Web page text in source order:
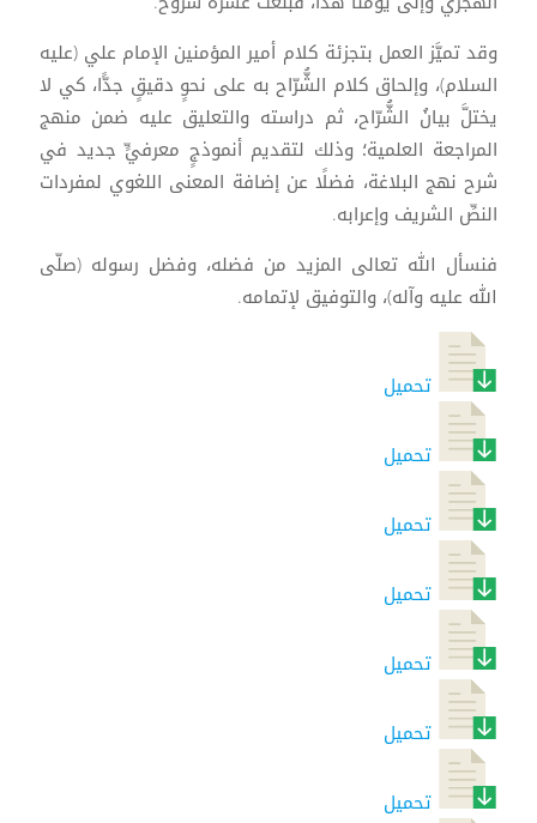
وقد تميَّز العمل بتجزئة كلام أمير المؤمنين الإمام علي (عليه
السلام)، وإلحاق كلام الشُّرّاح به على نحوٍ دقيقٍ جدًّا، كي لا
يختلَّ بيانُ الشُّرّاح، ثم دراسته والتعليق عليه ضمن منهج
المراجعة العلمية؛ وذلك لتقديم أنموذجٍ معرفيٍّ جديد في
شرح نهج البلاغة، فضلًا عن إضافة المعنى اللغوي لمفردات
النصِّ الشريف وإعرابه.
فنسأل الله تعالى المزيد من فضله، وفضل رسوله (صلّى
الله عليه وآله)، والتوفيق لإتمامه.
تحميل
تحميل
تحميل
تحميل
تحميل
تحميل
تحميل